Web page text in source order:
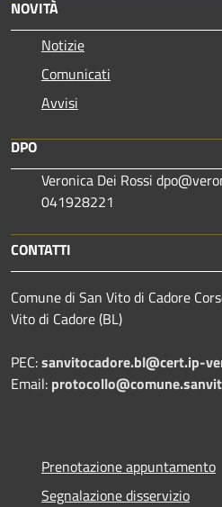
NOVITÀ
Notizie
Comunicati
Avvisi
DPO
Veronica Dei Rossi
041928221
CONTATTI
Comune di San Vito di Cadore
Vito di Cadore (BL)
PEC:sanvitocadore.bl@cert.ip-
Email:
Prenotazione appuntamento
Segnalazione disservizio